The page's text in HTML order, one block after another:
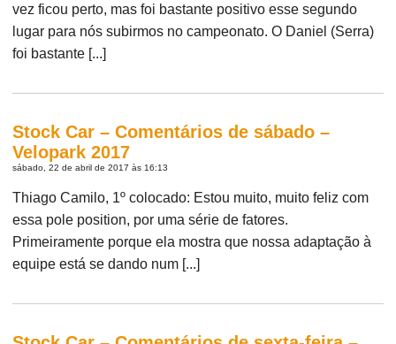
vez ficou perto, mas foi bastante positivo esse segundo
lugar para nós subirmos no campeonato. O Daniel (Serra)
foi bastante [...]
Stock Car – Comentários de sábado –
Velopark 2017
sábado, 22 de abril de 2017 às 16:13
Thiago Camilo, 1º colocado: Estou muito, muito feliz com
essa pole position, por uma série de fatores.
Primeiramente porque ela mostra que nossa adaptação à
equipe está se dando num [...]